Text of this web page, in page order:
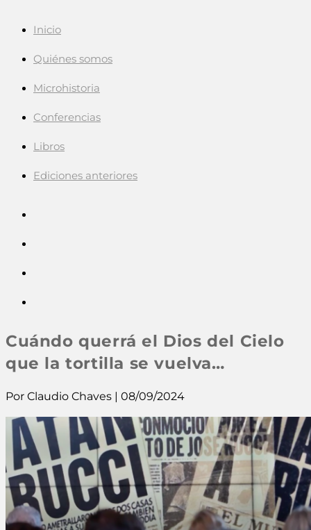
Inicio
Quiénes somos
Microhistoria
Conferencias
Libros
Ediciones anteriores
Cuándo querrá el Dios del Cielo
que la tortilla se vuelva…
Por Claudio Chaves | 08/09/2024